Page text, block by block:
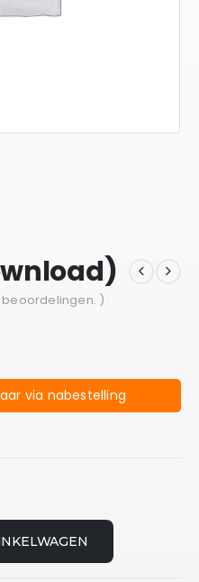
beoordelingen. )
via nabestelling